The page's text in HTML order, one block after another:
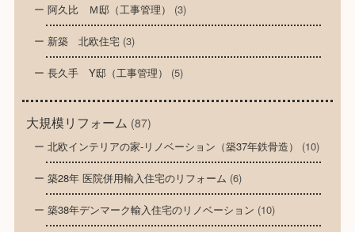
阿久比 Ｍ邸（工事管理） (3)
新築 北欧住宅(3)
長久手 Y邸（工事管理） (5)
大規模リフォーム (87)
北欧インテリアの家-リノベーション（築37年鉄骨造） (10)
築28年 医院併用輸入住宅のリフォーム (6)
築38年デンマーク輸入住宅のリノベーション (10)